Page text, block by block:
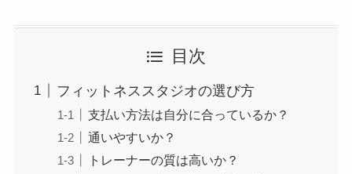
目次
フィットネススタジオの選び方
支払い方法は自分に合っているか？
通いやすいか？
トレーナーの質は高いか？